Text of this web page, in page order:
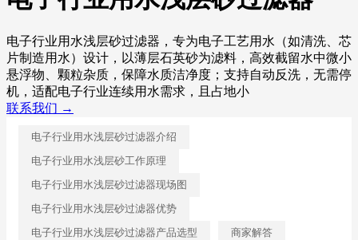
电子行业用水浅层砂过滤器，专为电子工艺用水（如清洗、芯
片制造用水）设计，以薄层石英砂为滤料，高效截留水中微小
悬浮物、颗粒杂质，保障水质洁净度；支持自动反洗，无需停
机，适配电子行业连续用水需求，且占地小
联系我们 →
电子行业用水浅层砂过滤器介绍
电子行业用水浅层砂工作原理
电子行业用水浅层砂过滤器现场图
电子行业用水浅层砂过滤器优势
电子行业用水浅层砂过滤器产品选型
商家解答